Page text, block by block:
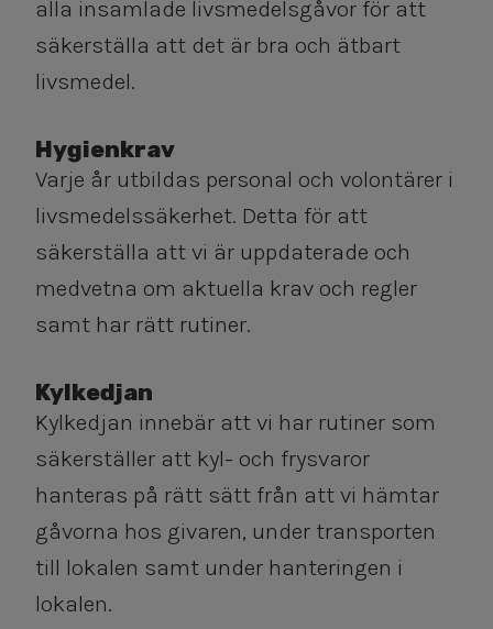
alla insamlade livsmedelsgåvor för att
säkerställa att det är bra och ätbart
livsmedel.
Hygienkrav
Varje år utbildas personal och volontärer i
livsmedelssäkerhet. Detta för att
säkerställa att vi är uppdaterade och
medvetna om aktuella krav och regler
samt har rätt rutiner.
​​​​​​​Kylkedjan
Kylkedjan innebär att vi har rutiner som
säkerställer att kyl- och frysvaror
hanteras på rätt sätt från att vi hämtar
gåvorna hos givaren, under transporten
till lokalen samt under hanteringen i
lokalen.